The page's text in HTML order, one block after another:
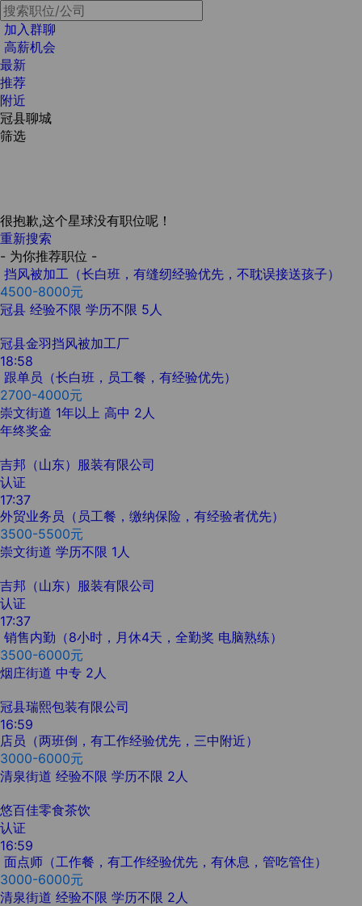
加入群聊
高薪机会
最新
推荐
附近
冠县聊城
筛选
很抱歉,这个星球没有职位呢！
重新搜索
- 为你推荐职位 -
挡风被加工（长白班，有缝纫经验优先，不耽误接送孩子）
4500-8000元
冠县 经验不限 学历不限 5人
冠县金羽挡风被加工厂
18:58
跟单员（长白班，员工餐，有经验优先）
2700-4000元
崇文街道 1年以上 高中 2人
年终奖金
吉邦（山东）服装有限公司
认证
17:37
外贸业务员（员工餐，缴纳保险，有经验者优先）
3500-5500元
崇文街道 学历不限 1人
吉邦（山东）服装有限公司
认证
17:37
销售内勤（8小时，月休4天，全勤奖 电脑熟练）
3500-6000元
烟庄街道 中专 2人
冠县瑞熙包装有限公司
16:59
店员（两班倒，有工作经验优先，三中附近）
3000-6000元
清泉街道 经验不限 学历不限 2人
悠百佳零食茶饮
认证
16:59
面点师（工作餐，有工作经验优先，有休息，管吃管住）
3000-6000元
清泉街道 经验不限 学历不限 2人